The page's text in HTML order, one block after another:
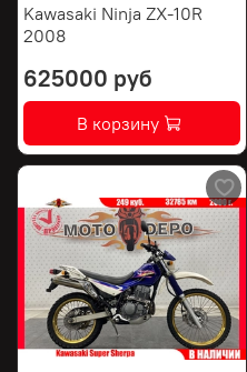
Kawasaki Ninja ZX-10R
2008
625000 руб
В корзину